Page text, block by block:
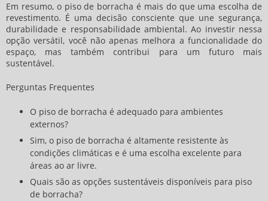
Em resumo, o piso de borracha é mais do que uma escolha de
revestimento. É uma decisão consciente que une segurança,
durabilidade e responsabilidade ambiental. Ao investir nessa
opção versátil, você não apenas melhora a funcionalidade do
espaço, mas também contribui para um futuro mais
sustentável.
Perguntas Frequentes
O piso de borracha é adequado para ambientes
externos?
Sim, o piso de borracha é altamente resistente às
condições climáticas e é uma escolha excelente para
áreas ao ar livre.
Quais são as opções sustentáveis disponíveis para piso
de borracha?